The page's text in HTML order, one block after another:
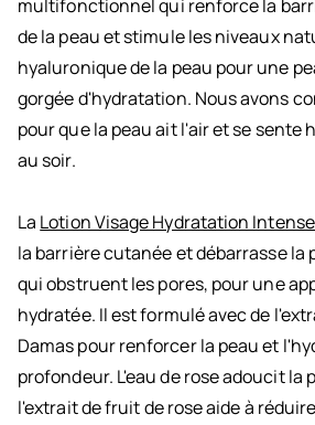
multifonctionnel qui renforce la
de la peau et stimule les niveaux
hyaluronique de la peau pour une
gorgée d'hydratation. Nous avons
pour que la peau ait l'air et se sente
au soir.
La Lotion Visage Hydratation Intense
la barrière cutanée et débarrasse la
qui obstruent les pores, pour une
hydratée. Il est formulé avec de
Damas pour renforcer la peau et
profondeur. L'eau de rose adoucit la
l'extrait de fruit de rose aide à